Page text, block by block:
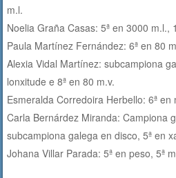
m.l.
Noelia Graña Casas: 5ª en 3000 m.l.,
Paula Martínez Fernández: 6ª en 80
Alexia Vidal Martínez: subcampiona
lonxitude e 8ª en 80 m.v.
Esmeralda Corredoira Herbello: 6ª en
Carla Bernárdez Miranda: Campiona
subcampiona galega en disco, 5ª en
Johana Villar Parada: 5ª en peso, 5ª